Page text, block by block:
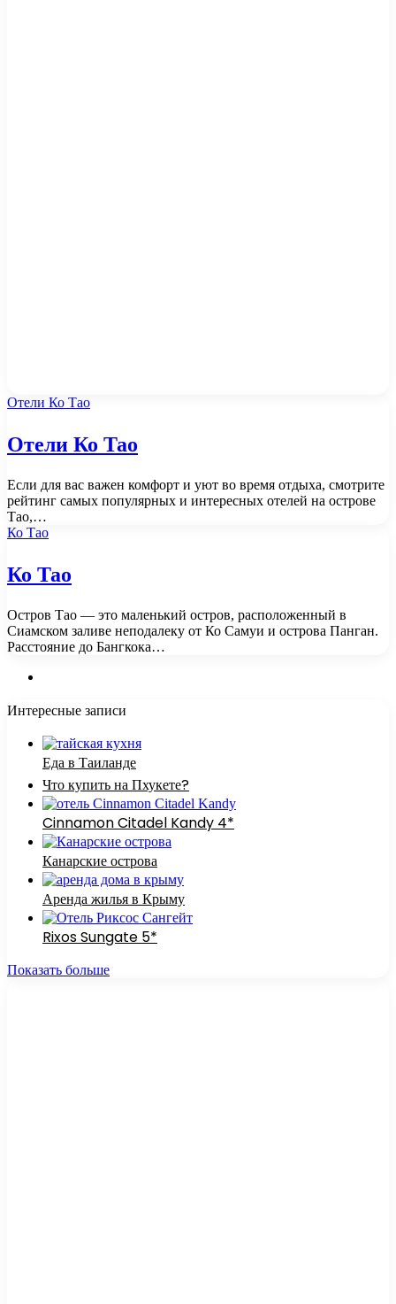
Отели Ко Тао
Отели Ко Тао
Если для вас важен комфорт и уют во время отдыха, смотрите
рейтинг самых популярных и интересных отелей на острове
Тао,…
Ко Тао
Ко Тао
Остров Тао — это маленький остров, расположенный в
Сиамском заливе неподалеку от Ко Самуи и острова Панган.
Расстояние до Бангкока…
Интересные записи
Еда в Таиланде
Что купить на Пхукете?
Cinnamon Citadel Kandy 4*
Канарские острова
Аренда жилья в Крыму
Rixos Sungate 5*
Показать больше